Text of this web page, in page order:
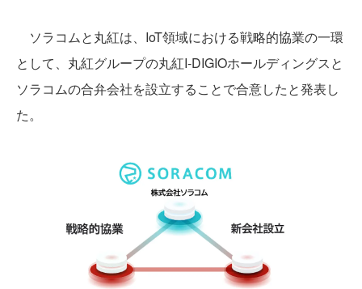
ソラコムと丸紅は、IoT領域における戦略的協業の一環
として、丸紅グループの丸紅I-DIGIOホールディングスと
ソラコムの合弁会社を設立することで合意したと発表し
た。